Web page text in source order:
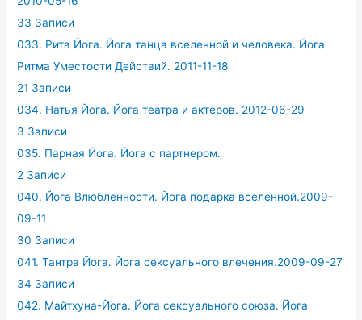
33 Записи
033. Рита Йога. Йога танца вселенной и человека. Йога
Ритма Уместости Действий. 2011-11-18
21 Записи
034. Натья Йога. Йога театра и актеров. 2012-06-29
3 Записи
035. Парная Йога. Йога с партнером.
2 Записи
040. Йога Влюбленности. Йога подарка вселенной.2009-
09-11
30 Записи
041. Тантра Йога. Йога сексуального влечения.2009-09-27
34 Записи
042. Майтхуна-Йога. Йога сексуального союза. Йога